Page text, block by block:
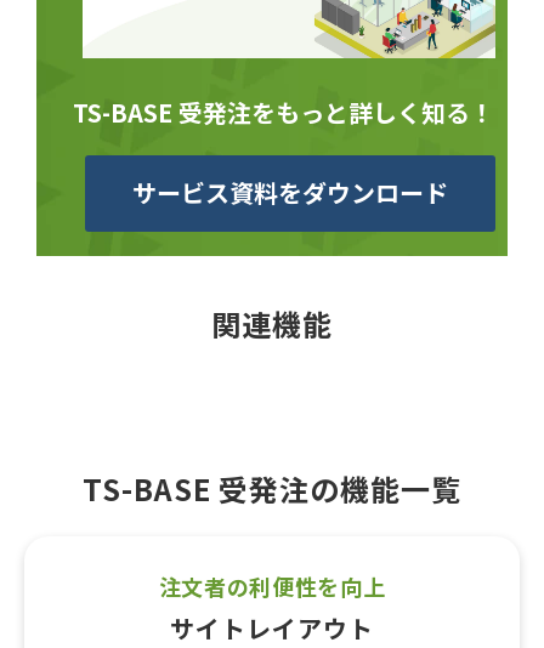
TS-BASE 受発注をもっと詳しく知る！
サービス資料をダウンロード
関連機能
TS-BASE 受発注の機能一覧
注文者の利便性を向上
サイトレイアウト